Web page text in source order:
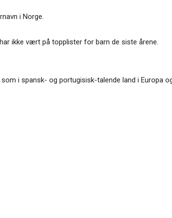
i Norge.
ikke vært på topplister for barn de siste årene.
i spansk- og portugisisk-talende land i Europa